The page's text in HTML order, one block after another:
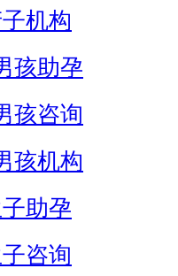
机构
孩助孕
孩咨询
孩机构
助孕
咨询